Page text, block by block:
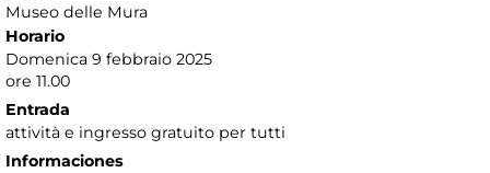
Museo delle Mura
Horario
Domenica 9 febbraio 2025
ore 11.00
Entrada
attività e ingresso gratuito per tutti
Informaciones